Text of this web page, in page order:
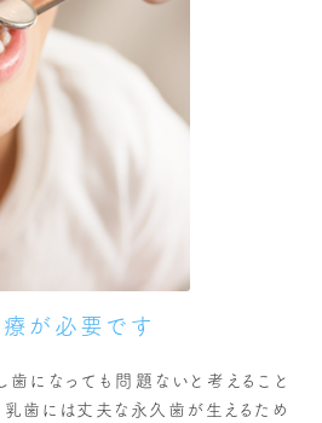
が必要です
になっても問題ないと考えること
乳歯には丈夫な永久歯が生えるため